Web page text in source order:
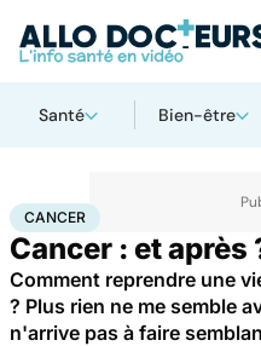
Santé Bien-être
AccueilSanté
CANCER
Cancer : et après
Comment reprendre une
? Plus rien ne me semble
n'arrive pas à faire